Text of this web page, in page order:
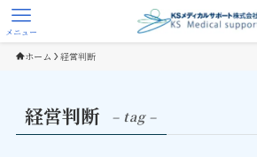
メニュー
ホーム 経営判断
経営判断 – tag –